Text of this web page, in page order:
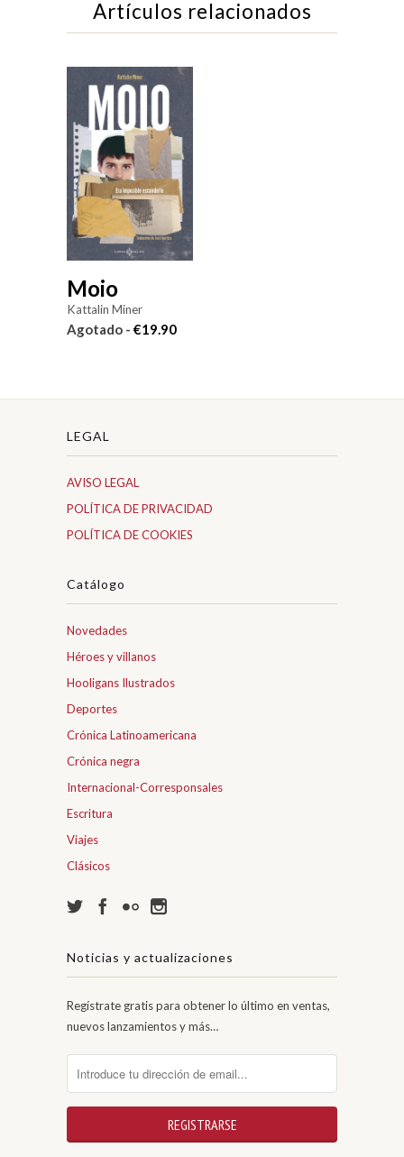
Artículos relacionados
Moio
Kattalin Miner
Agotado - €19.90
LEGAL
AVISO LEGAL
POLÍTICA DE PRIVACIDAD
POLÍTICA DE COOKIES
Catálogo
Novedades
Héroes y villanos
Hooligans Ilustrados
Deportes
Crónica Latinoamericana
Crónica negra
Internacional-Corresponsales
Escritura
Viajes
Clásicos
Noticias y actualizaciones
Regístrate gratis para obtener lo último en ventas,
nuevos lanzamientos y más…